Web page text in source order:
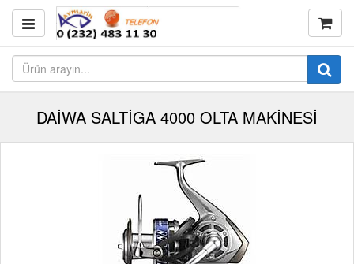
DAİWA SALTİGA 4000 OLTA MAKİNESİ